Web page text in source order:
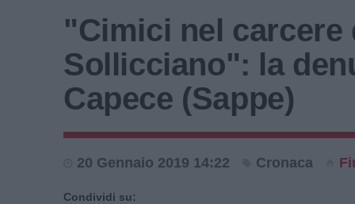
"Cimici nel carcere
Sollicciano": la
Capece (Sappe)
20 Gennaio 2019 14:22 Cronaca
Condividi su: